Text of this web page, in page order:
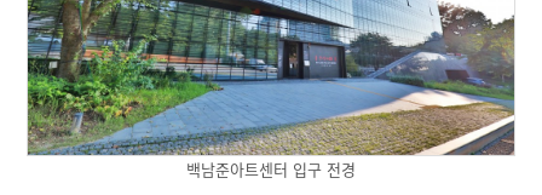
백남준아트센터 입구 전경